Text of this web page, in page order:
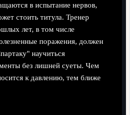
в испытание нервов,
стоить титула. Тренер
лет, в том числе
поражения, должен
научиться
без лишней суеты. Чем
к давлению, тем ближе